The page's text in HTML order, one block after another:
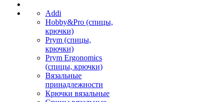
Addi
Hobby&Pro (спицы,
крючки)
Prym (спицы,
крючки)
Prym Ergonomics
(спицы, крючки)
Вязальные
принадлежности
Крючки вязальные